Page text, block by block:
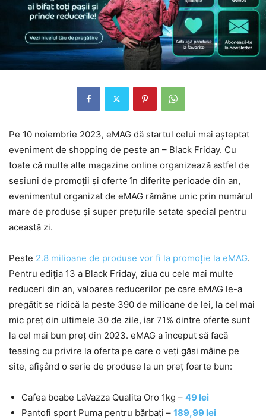
Pe 10 noiembrie 2023, eMAG dă startul celui mai așteptat
eveniment de shopping de peste an – Black Friday. Cu
toate că multe alte magazine online organizează astfel de
sesiuni de promoții și oferte în diferite perioade din an,
evenimentul organizat de eMAG rămâne unic prin numărul
mare de produse și super prețurile setate special pentru
această zi.
Peste 2.8 milioane de produse vor fi la promoție la eMAG.
Pentru ediția 13 a Black Friday, ziua cu cele mai multe
reduceri din an, valoarea reducerilor pe care eMAG le-a
pregătit se ridică la peste 390 de milioane de lei, la cel mai
mic preț din ultimele 30 de zile, iar 71% dintre oferte sunt
la cel mai bun preț din 2023. eMAG a început să facă
teasing cu privire la oferta pe care o veți găsi mâine pe
site, afișând o serie de produse la un preț foarte bun:
Cafea boabe LaVazza Qualita Oro 1kg – 49 lei
Pantofi sport Puma pentru bărbați – 189,99 lei